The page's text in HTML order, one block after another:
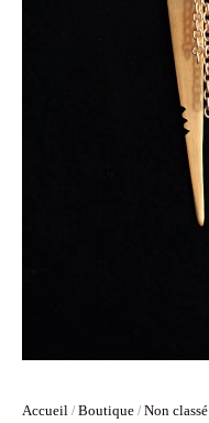
Accueil / Boutique / Non classé